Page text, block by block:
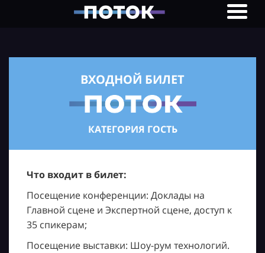
ВХОДНОЙ БИЛЕТ
КАТЕГОРИЯ ГОСТЬ
Что входит в билет:
Посещение конференции: Доклады на
Главной сцене и Экспертной сцене, доступ к
35 спикерам;
Посещение выставки: Шоу-рум технологий.